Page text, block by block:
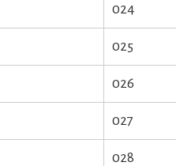
024
025
026
027
028